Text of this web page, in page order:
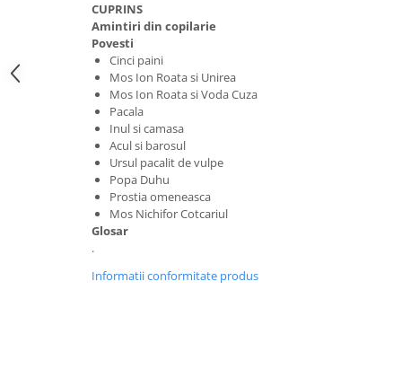
CUPRINS
Amintiri din copilarie
Povesti
Cinci paini
Mos Ion Roata si Unirea
Mos Ion Roata si Voda Cuza
Pacala
Inul si camasa
Acul si barosul
Ursul pacalit de vulpe
Popa Duhu
Prostia omeneasca
Mos Nichifor Cotcariul
Glosar
.
Informatii conformitate produs